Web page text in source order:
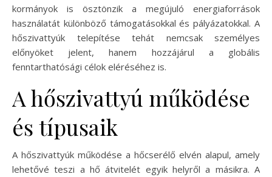
kormányok is ösztönzik a megújuló energiaforrások
használatát különböző támogatásokkal és pályázatokkal. A
hőszivattyúk telepítése tehát nemcsak személyes
előnyöket jelent, hanem hozzájárul a globális
fenntarthatósági célok eléréséhez is.
A hőszivattyú működése
és típusaik
A hőszivattyúk működése a hőcserélő elvén alapul, amely
lehetővé teszi a hő átvitelét egyik helyről a másikra. A